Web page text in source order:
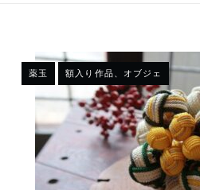
薬玉 額入り作品、オブジェ